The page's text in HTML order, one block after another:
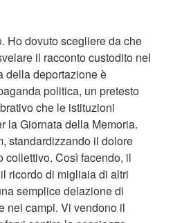
Ho dovuto scegliere da che
il racconto custodito nel
della deportazione è
politica, un pretesto
che le istituzioni
la Giornata della Memoria.
standardizzando il dolore
collettivo. Così facendo, il
ricordo di migliaia di altri
semplice delazione di
nei campi. Vi vendono il